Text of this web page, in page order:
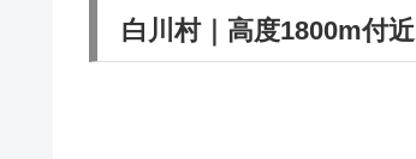
白川村｜高度1800m付近